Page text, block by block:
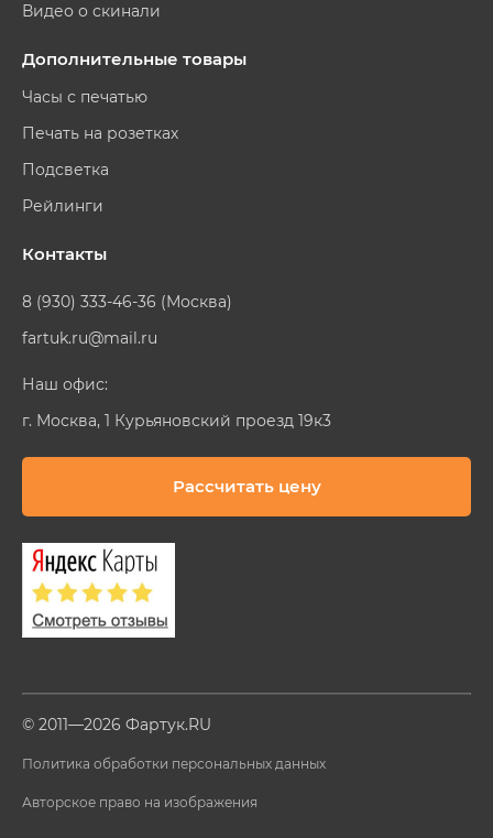
Видео о скинали
Дополнительные товары
Часы с печатью
Печать на розетках
Подсветка
Рейлинги
Контакты
8 (930) 333-46-36 (Москва)
fartuk.ru@mail.ru
Наш офис:
г. Москва, 1 Курьяновский проезд 19к3
Рассчитать цену
© 2011—2026 Фартук.RU
Политика обработки персональных данных
Авторское право на изображения